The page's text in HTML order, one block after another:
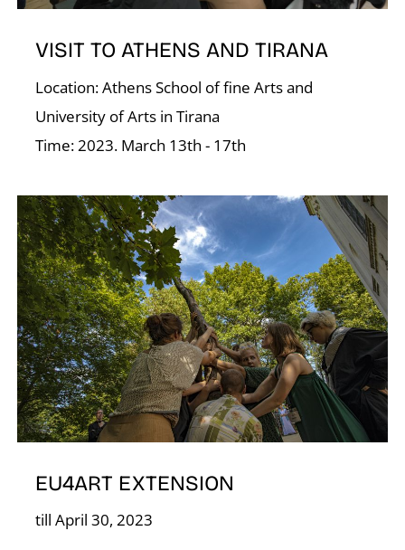
VISIT TO ATHENS AND TIRANA
Location: Athens School of fine Arts and
University of Arts in Tirana
Time: 2023. March 13th - 17th
EU4ART EXTENSION
till April 30, 2023